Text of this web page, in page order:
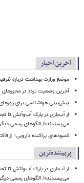
آخرین اخبار
موضع وزارت بهداشت درباره ظرفیت
آخرین وضعیت تردد در محورهای
پیش‌بینی هواشناسی برای
از آب‌بازی در پارک آب‌وآتش تا
می‌پسندند»/ الگوهای رسمی
کمبودهای پراکنده دارویی؛ از فاکتور ۸ تا داروهای ام‌اس و دیابت/ چندماه ذخیره دارویی
پربیننده‌ترین
از آب‌بازی در پارک آب‌وآتش تا
می‌پسندند»/ الگوهای رسمی